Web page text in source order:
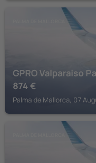
GPRO Valparaiso
874 €
Palma de Mallorca, 07